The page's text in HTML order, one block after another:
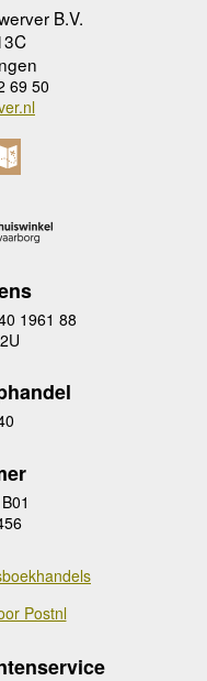
B.V.
69 50
1961 88
Postnl